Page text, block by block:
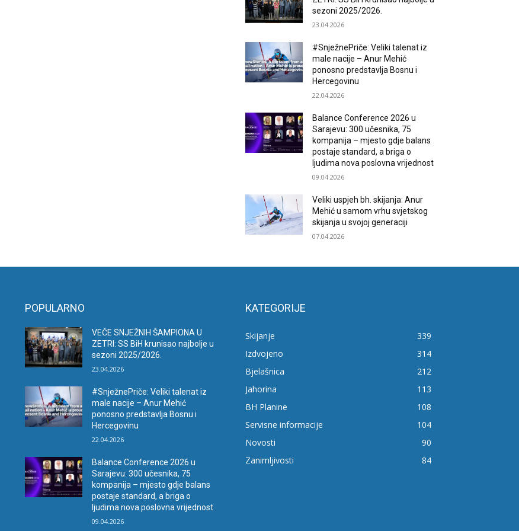
sezoni 2025/2026.
23.04.2026
#SnježnePriče: Veliki talenat iz
male nacije – Anur Mehić
ponosno predstavlja Bosnu i
Hercegovinu
22.04.2026
Balance Conference 2026 u
Sarajevu: 300 učesnika, 75
kompanija – mjesto gdje balans
postaje standard, a briga o
ljudima nova poslovna vrijednost
09.04.2026
Veliki uspjeh bh. skijanja: Anur
Mehić u samom vrhu svjetskog
skijanja u svojoj generaciji
07.04.2026
POPULARNO
VEČE SNJEŽNIH ŠAMPIONA U
ZETRI: SS BiH krunisao najbolje u
sezoni 2025/2026.
23.04.2026
#SnježnePriče: Veliki talenat iz
male nacije – Anur Mehić
ponosno predstavlja Bosnu i
Hercegovinu
22.04.2026
Balance Conference 2026 u
Sarajevu: 300 učesnika, 75
kompanija – mjesto gdje balans
postaje standard, a briga o
ljudima nova poslovna vrijednost
09.04.2026
KATEGORIJE
Skijanje
339
Izdvojeno
314
Bjelašnica
212
Jahorina
113
BH Planine
108
Servisne informacije
104
Novosti
90
Zanimljivosti
84